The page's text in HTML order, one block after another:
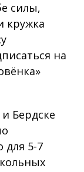
силы,
кружка
на
Бердске
для 5-7